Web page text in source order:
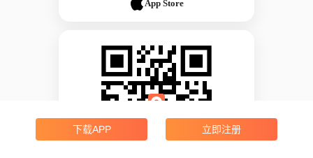
App Store
下载APP 立即注册